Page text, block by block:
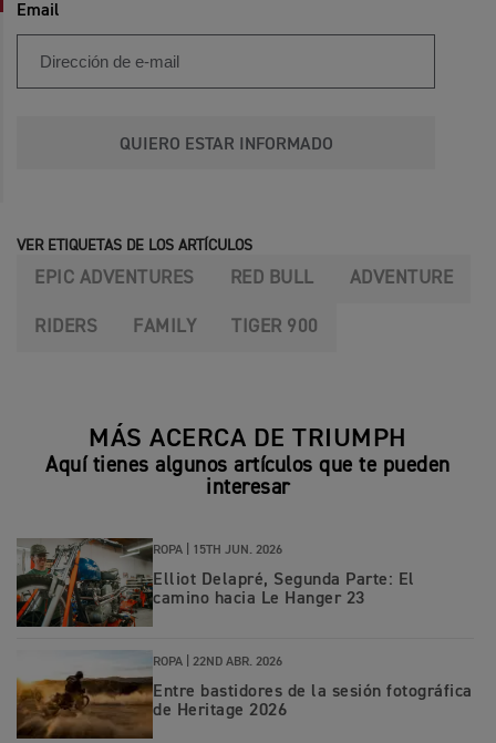
Email
QUIERO ESTAR INFORMADO
VER ETIQUETAS DE LOS ARTÍCULOS
EPIC ADVENTURES RED BULL ADVENTURE
RIDERS FAMILY TIGER 900
MÁS ACERCA DE TRIUMPH
Aquí tienes algunos artículos que te pueden
interesar
ROPA | 15TH JUN. 2026
Elliot Delapré, Segunda Parte: El
camino hacia Le Hanger 23
ROPA | 22ND ABR. 2026
Entre bastidores de la sesión fotográfica
de Heritage 2026